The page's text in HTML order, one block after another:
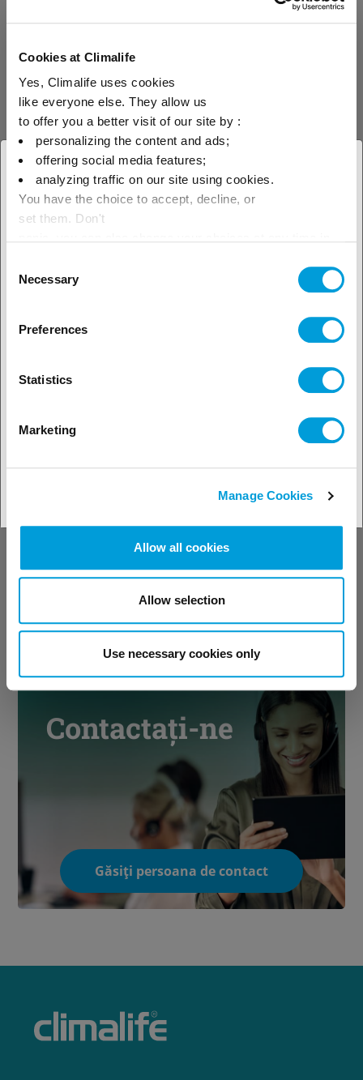
Cookies at Climalife
Yes, Climalife uses cookies
like everyone else. They allow us
to offer you a better visit of our site by :
personalizing the content and ads;
offering social media features;
analyzing traffic on our site using cookies.
You have the choice to accept, decline, or
set them. Don't
Selection
Necessary
Preferences
Statistics
Marketing
Manage Cookies
Allow all cookies
Allow selection
Use necessary cookies only
× Închideți
Selectați locația dvs.
Informații despre gamă
Descoperiți
pe industrii
Descoperiți
suportul tehnic
Vedeți instrumentele noastre
Contactați-ne
Găsiți persoana de contact